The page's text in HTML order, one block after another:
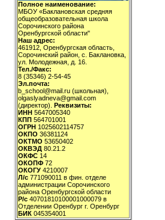
Полное наименование:
МБОУ «Баклановская средняя
общеобразовательная школа
Сорочинского района
Оренбургской области"
Наш адрес:
461912, Оренбургская область,
Сорочинский район, с. Баклановка,
ул. Молодежная, д. 16.
Тел./Факс:
8 (35346) 2-54-45
Эл.почта:
b_school@mail.ru (школьная),
olgaslyadneva@gmail.com
(директор). Реквизиты:
ИНН 5647005340
КПП 564701001
ОГРН 1025602114757
ОКПО 36381124
ОКТМО 53650402
ОКВЭД 80.21.2
ОКФС 14
ОКОПФ 72
ОКОГУ 4210007
Л/с 771090011 в фин. отделе
администрации Сорочинского
района Оренбургской области
Р/с 40701810100001000079 в
Отделении Оренбург г. Оренбург
БИК 045354001